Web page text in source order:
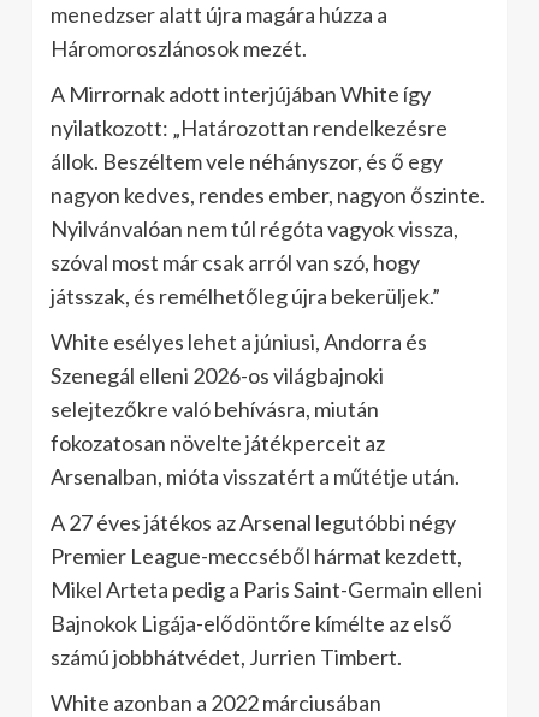
menedzser alatt újra magára húzza a
Háromoroszlánosok mezét.
A Mirrornak adott interjújában White így
nyilatkozott: „Határozottan rendelkezésre
állok. Beszéltem vele néhányszor, és ő egy
nagyon kedves, rendes ember, nagyon őszinte.
Nyilvánvalóan nem túl régóta vagyok vissza,
szóval most már csak arról van szó, hogy
játsszak, és remélhetőleg újra bekerüljek.”
White esélyes lehet a júniusi, Andorra és
Szenegál elleni 2026-os világbajnoki
selejtezőkre való behívásra, miután
fokozatosan növelte játékperceit az
Arsenalban, mióta visszatért a műtétje után.
A 27 éves játékos az Arsenal legutóbbi négy
Premier League-meccséből hármat kezdett,
Mikel Arteta pedig a Paris Saint-Germain elleni
Bajnokok Ligája-elődöntőre kímélte az első
számú jobbhátvédet, Jurrien Timbert.
White azonban a 2022 márciusában